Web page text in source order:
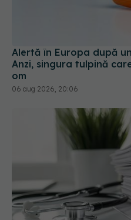
Alertă în Europa după
Anzi, singura tulpină
om
06 aug 2026, 20:06